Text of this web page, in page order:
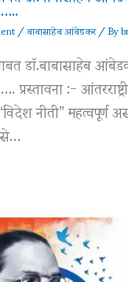
/बाबासाहेब आंबेडकर/ By
डॉ.बाबासाहेब
:-
नीती” महत्वपूर्ण